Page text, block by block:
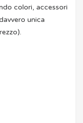
colori, accessori
unica